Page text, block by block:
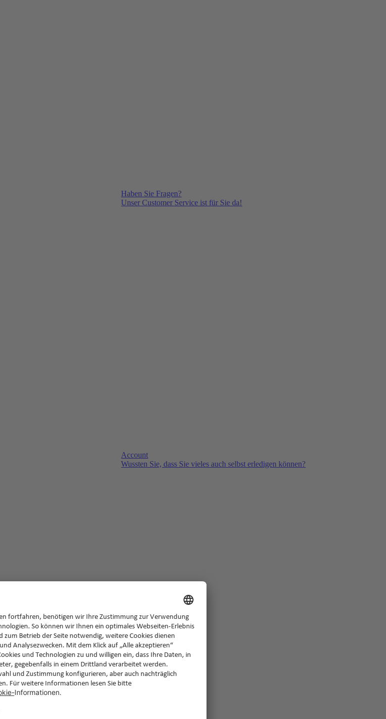
Haben Sie Fragen?
Unser Customer Service ist für Sie da!
Account
Wussten Sie, dass Sie vieles auch selbst erledigen können?